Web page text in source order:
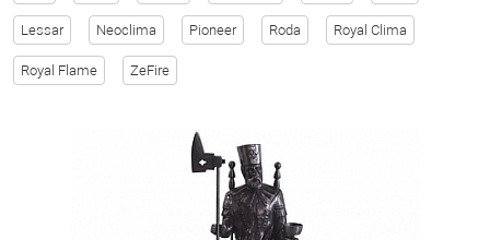
Lessar Neoclima Pioneer Roda Royal Clima
Royal Flame ZeFire